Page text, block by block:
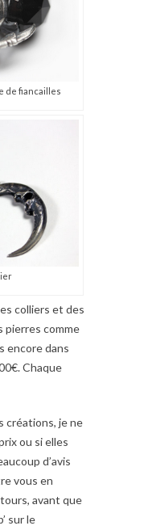
de fiancailles
colliers et des
pierres comme
encore dans
Chaque
créations, je ne
ou si elles
d’avis
vous en
avant que
sur le